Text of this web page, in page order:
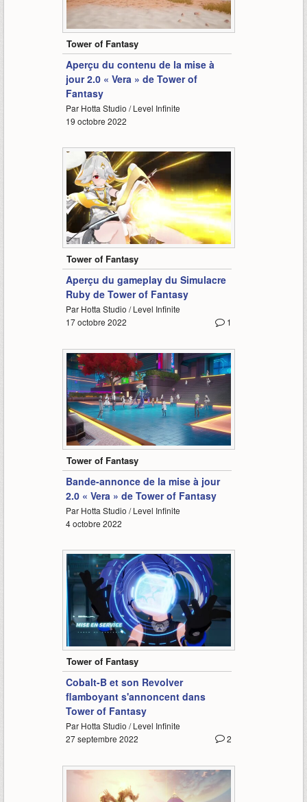
2:10
Tower of Fantasy
Aperçu du contenu de la mise à
jour 2.0 « Vera » de Tower of
Fantasy
Par Hotta Studio / Level Infinite
19 octobre 2022
0:52
Tower of Fantasy
Aperçu du gameplay du Simulacre
Ruby de Tower of Fantasy
Par Hotta Studio / Level Infinite
1
17 octobre 2022
1:15
Tower of Fantasy
Bande-annonce de la mise à jour
2.0 « Vera » de Tower of Fantasy
Par Hotta Studio / Level Infinite
4 octobre 2022
Tower of Fantasy
Cobalt-B et son Revolver
flamboyant s'annoncent dans
Tower of Fantasy
Par Hotta Studio / Level Infinite
2
27 septembre 2022